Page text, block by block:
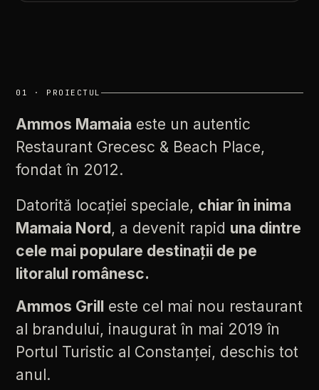
01 · PROIECTUL
Ammos Mamaia este un autentic
Restaurant Grecesc & Beach Place,
fondat în 2012.
Datorită locației speciale, chiar în inima
Mamaia Nord , a devenit rapid una dintre
cele mai populare destinații de pe
litoralul românesc.
Ammos Grill este cel mai nou restaurant
al
brandului, inaugurat în mai 2019 în
Portul Turistic al Constanței, deschis tot
anul.